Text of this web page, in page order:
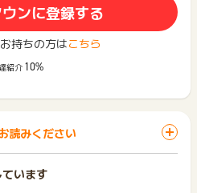
ンに登録する
持ちの方はこちら
紹介 10%
読みください
います